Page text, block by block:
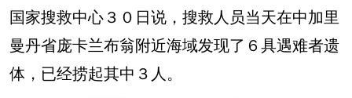
国家搜救中心３０日说，搜救人员当天在中加里
曼丹省庞卡兰布翁附近海域发现了６具遇难者遗
体，已经捞起其中３人。